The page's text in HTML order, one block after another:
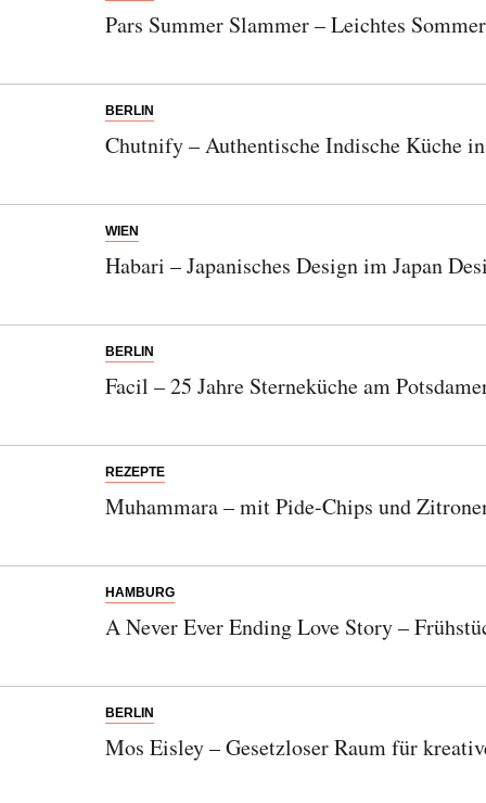
Pars Summer Slammer – Leichtes
BERLIN
Chutnify – Authentische Indische Küche
WIEN
Habari – Japanisches Design im Japan
BERLIN
Facil – 25 Jahre Sterneküche am
REZEPTE
Muhammara – mit Pide-Chips und
HAMBURG
A Never Ever Ending Love Story –
BERLIN
Mos Eisley – Gesetzloser Raum für